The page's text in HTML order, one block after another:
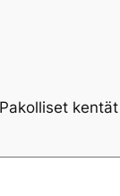
Pakolliset